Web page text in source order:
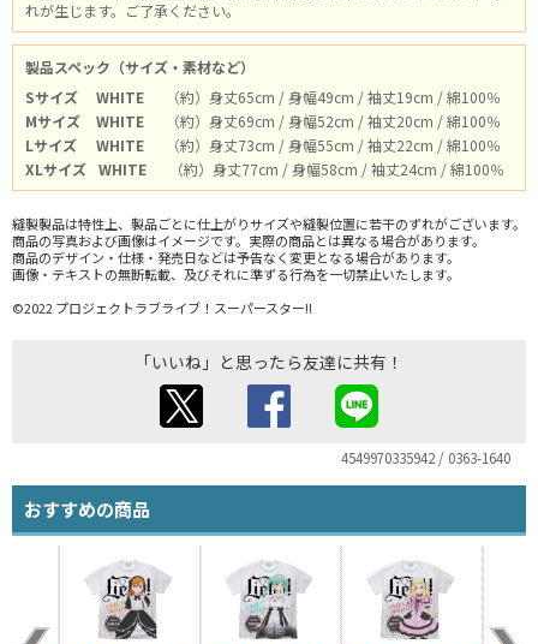
れが生じます。ご了承ください。
製品スペック（サイズ・素材など）
Sサイズ
WHITE
（約）身丈65cm / 身幅49cm / 袖丈19cm / 綿100％
Mサイズ
WHITE
（約）身丈69cm / 身幅52cm / 袖丈20cm / 綿100％
Lサイズ
WHITE
（約）身丈73cm / 身幅55cm / 袖丈22cm / 綿100％
XLサイズ WHITE （約）身丈77cm / 身幅58cm / 袖丈24cm / 綿100％
縫製製品は特性上、製品ごとに仕上がりサイズや縫製位置に若干のずれがございます。
商品の写真および画像はイメージです。実際の商品とは異なる場合があります。
商品のデザイン・仕様・発売日などは予告なく変更となる場合があります。
画像・テキストの無断転載、及びそれに準ずる行為を一切禁止いたします。
©2022 プロジェクトラブライブ！スーパースター!!
「いいね」と思ったら友達に共有！
4549970335942 / 0363-1640
おすすめの商品